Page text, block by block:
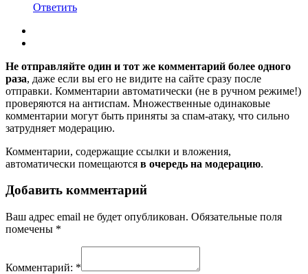
Ответить
Не отправляйте один и тот же комментарий более одного
раза, даже если вы его не видите на сайте сразу после
отправки. Комментарии автоматически (не в ручном режиме!)
проверяются на антиспам. Множественные одинаковые
комментарии могут быть приняты за спам-атаку, что сильно
затрудняет модерацию.
Комментарии, содержащие ссылки и вложения,
автоматически помещаются в очередь на модерацию.
Добавить комментарий
Ваш адрес email не будет опубликован. Обязательные поля
помечены *
Комментарий: *